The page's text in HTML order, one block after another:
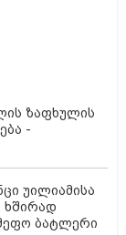
ზაფხულის
-
უილიამისა
ხშირად
ბატლერი